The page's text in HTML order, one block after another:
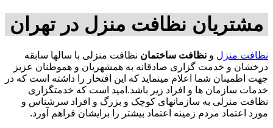
مشتریان نظافت منزل در تهران
نظافت منزل و نظافت ساختمان نظافت منزلی با سالها سابقه
درخشان و خدمت گزاری صادقانه به همشهریان و هموطنان عزیز
جهت اطمینان شما اعلام مینماید که این افتخار را داشته است که در
خدمات سازمان ها و افراد زیر باشد.امید است که خدمتگزاری
نظافت منزلی به سازمانهای کوچک و بزرگ و افراد سرشناس و
مورد اعتماد مردم زمینه اعتماد بیشتر را برایشان فراهم آورد.